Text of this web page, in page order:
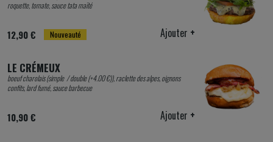
Nouveauté
roquette, tomate, sauce tata maïté
12,90 € Ajouter +
LE CRÉMEUX
boeuf charolais (simple / double (+4.00 €)), raclette des alpes, oignons
confits, lard fumé, sauce barbecue
10,90 € Ajouter +